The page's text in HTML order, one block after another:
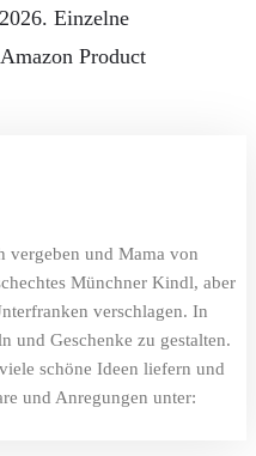
Einzelne
Product
vergeben und Mama von
Münchner Kindl, aber
verschlagen. In
und Geschenke zu gestalten.
schöne Ideen liefern und
und Anregungen unter: